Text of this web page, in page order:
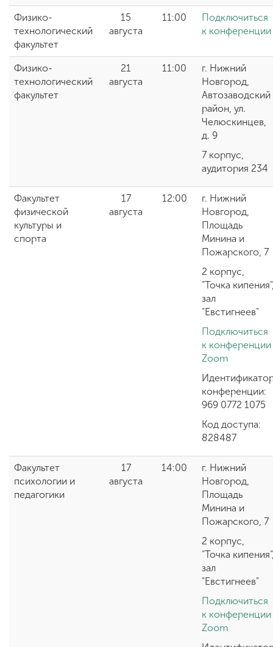
Физико-
технологический
факультет
15
августа
11:00
Подключиться
к конференции
Физико-
технологический
факультет
21
августа
11:00
г. Нижний
Новгород,
Автозаводский
район, ул.
Челюскинцев,
д. 9
7 корпус,
аудитория 234
Факультет
физической
культуры и
спорта
17
августа
12:00
г. Нижний
Новгород,
Площадь
Минина и
Пожарского, 7
2 корпус,
"Точка
зал
"Евстигнеев"
Подключиться
к конференции
Zoom
конференции:
969 0772 1075
Код доступа:
828487
Факультет
психологии и
педагогики
17
августа
14:00
г. Нижний
Новгород,
Площадь
Минина и
Пожарского, 7
2 корпус,
"Точка
зал
"Евстигнеев"
Подключиться
к конференции
Zoom